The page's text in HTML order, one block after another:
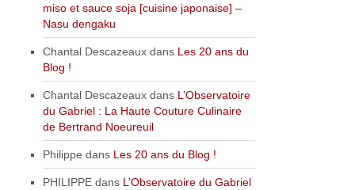
miso et sauce soja [cuisine japonaise] –
Nasu dengaku
Chantal Descazeaux dans Les 20 ans du
Blog !
Chantal Descazeaux dans L’Observatoire
du Gabriel : La Haute Couture Culinaire
de Bertrand Noeureuil
Philippe dans Les 20 ans du Blog !
PHILIPPE dans L’Observatoire du Gabriel